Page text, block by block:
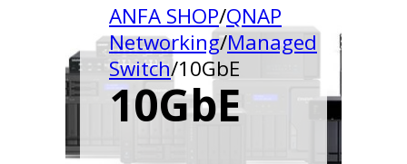
ANFA SHOP/QNAP
Networking/Managed
Switch/10GbE
10GbE